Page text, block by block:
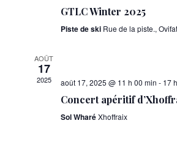
GTLC Winter 2025
Piste de ski Rue de la piste., Ovifat
AOÛT
17
2025 août 17, 2025 @ 11 h 00 min - 17
Concert apéritif
Sol WharéXhoffraix